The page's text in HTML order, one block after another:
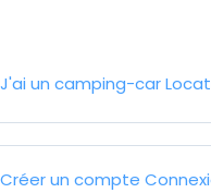
J'ai un camping-car
Créer un compte